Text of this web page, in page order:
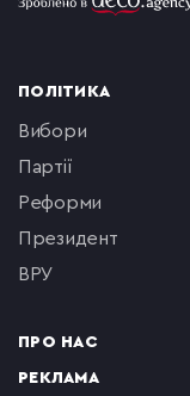
ПОЛІТИКА
вибори
партії
реформи
президент
ВРУ
ПРО НАС
РЕКЛАМА